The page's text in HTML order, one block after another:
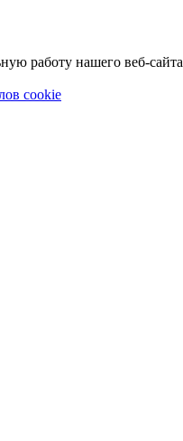
работу нашего веб-
cookie